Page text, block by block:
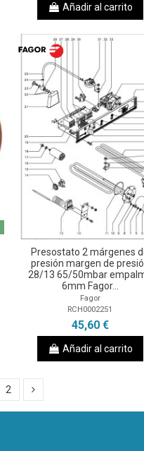
Añadir al carrito
Presostato 2 márgenes
presión margen de
28/13 65/50mbar
6mm Fagor...
Fagor
RCH0002251
45,60 €
Añadir al carrito
2